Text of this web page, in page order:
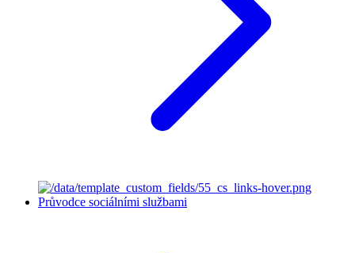
Průvodce sociálními službami